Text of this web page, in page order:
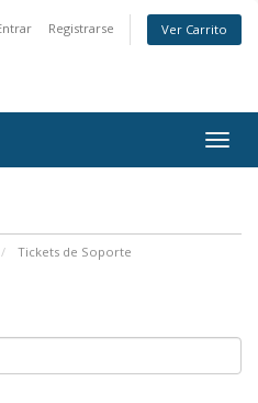
Registrarse Ver Carrito
Tickets de Soporte